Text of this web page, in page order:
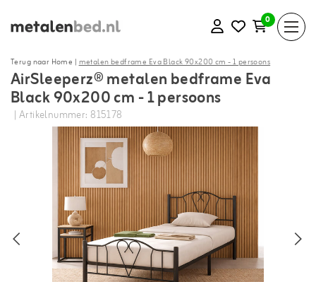
0
Terug naar Home |metalen bedframe Eva Black 90x200 cm - 1 persoons
AirSleeperz® metalen bedframe Eva
Black 90x200 cm - 1 persoons
| Artikelnummer: 815178